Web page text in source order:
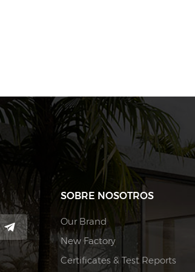
SOBRE NOSOTROS
Our Brand
New Factory
Certificates & Test Reports